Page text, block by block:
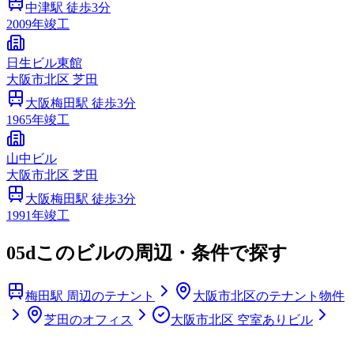
中津駅 徒歩3分
2009年竣工
日生ビル東館
大阪市北区 芝田
大阪梅田駅 徒歩3分
1965年竣工
山中ビル
大阪市北区 芝田
大阪梅田駅 徒歩3分
1991年竣工
05dこのビルの周辺・条件で探す
梅田駅 周辺のテナント
大阪市北区のテナント物件
芝田のオフィス
大阪市北区 空室ありビル